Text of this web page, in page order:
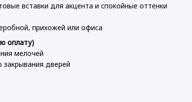
вставки для акцента и спокойные оттенки
прихожей или офиса
оплату)
мелочей
дверей